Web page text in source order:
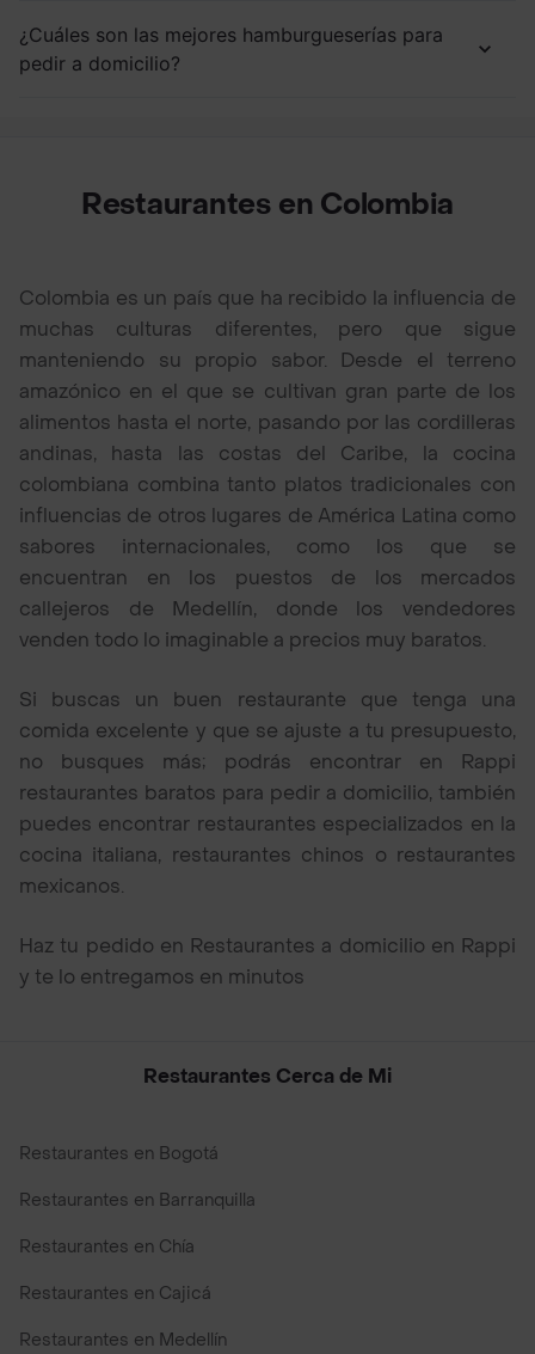
¿Cuáles son las mejores hamburgueserías para
pedir a domicilio?
Restaurantes en Colombia
Colombia es un país que ha recibido la influencia de
muchas culturas diferentes, pero que sigue
manteniendo su propio sabor. Desde el terreno
amazónico en el que se cultivan gran parte de los
alimentos hasta el norte, pasando por las cordilleras
andinas, hasta las costas del Caribe, la cocina
colombiana combina tanto platos tradicionales con
influencias de otros lugares de América Latina como
sabores internacionales, como los que se
encuentran en los puestos de los mercados
callejeros de Medellín, donde los vendedores
venden todo lo imaginable a precios muy baratos.
Si buscas un buen restaurante que tenga una
comida excelente y que se ajuste a tu presupuesto,
no busques más; podrás encontrar en Rappi
restaurantes baratos para pedir a domicilio, también
puedes encontrar restaurantes especializados en la
cocina italiana, restaurantes chinos o restaurantes
mexicanos.
Haz tu pedido en Restaurantes a domicilio en Rappi
y te lo entregamos en minutos
Restaurantes Cerca de Mi
Restaurantes en Bogotá
Restaurantes en Barranquilla
Restaurantes en Chía
Restaurantes en Cajicá
Restaurantes en Medellín